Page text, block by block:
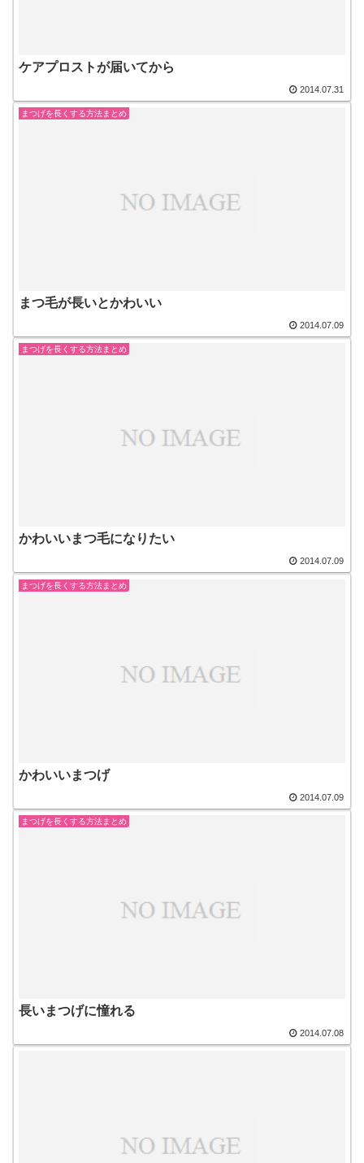
ケアプロストが届いてから
2014.07.31
まつげを長くする方法まとめ
まつ毛が長いとかわいい
2014.07.09
まつげを長くする方法まとめ
かわいいまつ毛になりたい
2014.07.09
まつげを長くする方法まとめ
かわいいまつげ
2014.07.09
まつげを長くする方法まとめ
長いまつげに憧れる
2014.07.08